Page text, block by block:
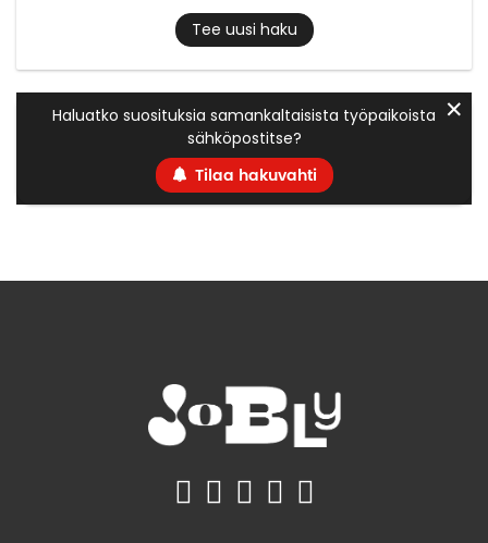
Tee uusi haku
Haluatko suosituksia samankaltaisista työpaikoista
sähköpostitse?
Tilaa hakuvahti
✕